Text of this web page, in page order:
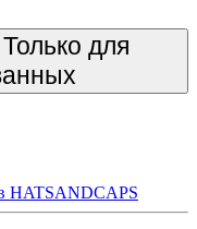
Только для